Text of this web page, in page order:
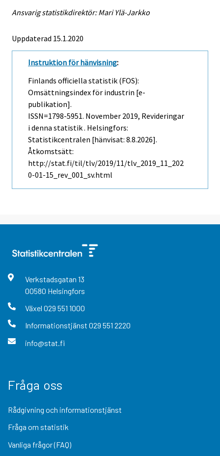
Ansvarig statistikdirektör: Mari Ylä-Jarkko
Uppdaterad 15.1.2020
Instruktion för hänvisning:
Finlands officiella statistik (FOS):
Omsättningsindex för industrin [e-
publikation].
ISSN=1798-5951. November 2019, Revideringar
i denna statistik . Helsingfors:
Statistikcentralen [hänvisat: 8.8.2026].
Åtkomstsätt:
http://stat.fi/til/tlv/2019/11/tlv_2019_11_202
0-01-15_rev_001_sv.html
Verkstadsgatan 13
00580 Helsingfors
Växel 029 551 1000
Informationstjänst 029 551 2220
info@stat.fi
Fråga oss
Rådgivning och informationstjänst
Fråga om statistik
Vanliga frågor (FAQ)